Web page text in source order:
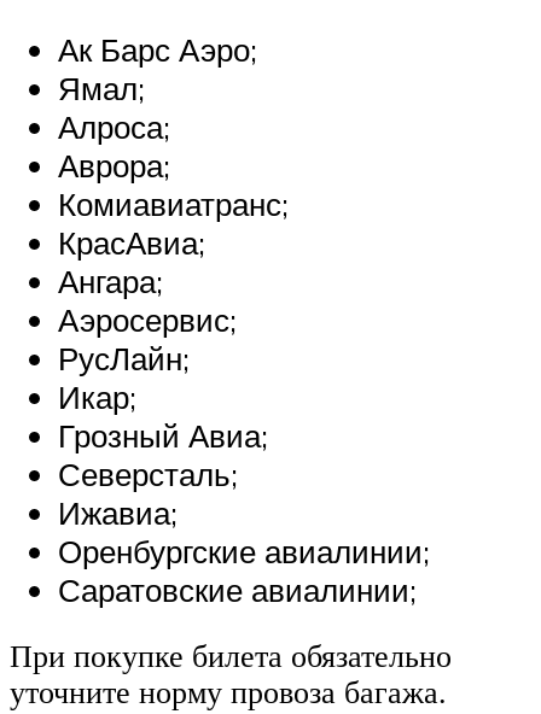
Ак Барс Аэро;
Ямал;
Алроса;
Аврора;
Комиавиатранс;
КрасАвиа;
Ангара;
Аэросервис;
РусЛайн;
Икар;
Грозный Авиа;
Северсталь;
Ижавиа;
Оренбургские авиалинии;
Саратовские авиалинии;
При покупке билета обязательно
уточните норму провоза багажа.